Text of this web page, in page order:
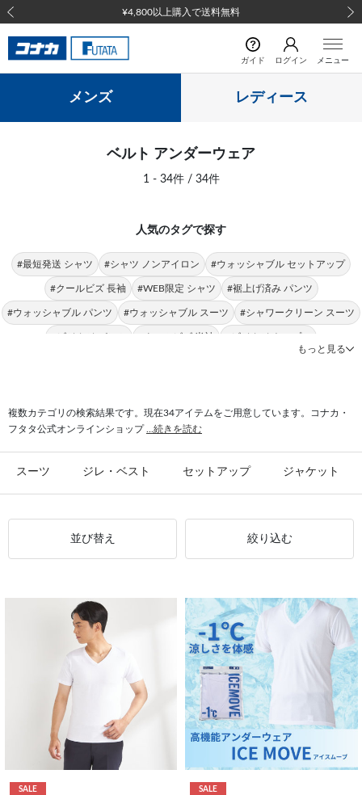
¥4,800以上購入で送料無料
前の画像
ガイド ログイン メニュー
メンズ レディース
ベルト アンダーウェア
1 - 34件 / 34件
人気のタグで探す
#最短発送 シャツ #シャツ ノンアイロン #ウォッシャブル セットアップ
#クールビズ 長袖 #WEB限定 シャツ #裾上げ済み パンツ
#ウォッシャブル パンツ #ウォッシャブル スーツ #シャワークリーン スーツ
#ビジカジ パンツ #クールビズ 半袖 #ビジカジ トップス
#スーツ フォーマル
もっと見る
複数カテゴリの検索結果です。現在34アイテムをご用意しています。コナカ・
フタタ公式オンラインショップ
...続きを読む
スーツ ジレ・ベスト セットアップ ジャケット
並び替え 絞り込む
SALE SALE